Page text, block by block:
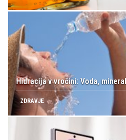
Hidracija v vročini: Voda,
ZDRAVJE